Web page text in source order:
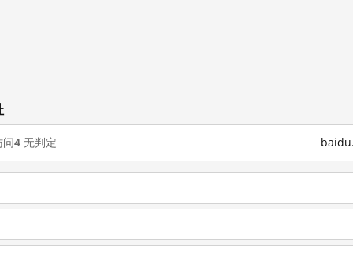
问4 无判定